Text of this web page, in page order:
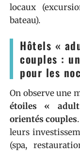
locaux
bateau).
Hôtels «
couples :
pour les
On observe une
étoiles «
orientés couples
leurs
(spa,